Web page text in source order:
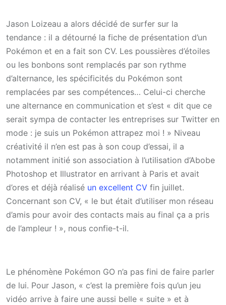
Jason Loizeau a alors décidé de surfer sur la
tendance : il a détourné la fiche de présentation d’un
Pokémon et en a fait son CV. Les poussières d’étoiles
ou les bonbons sont remplacés par son rythme
d’alternance, les spécificités du Pokémon sont
remplacées par ses compétences… Celui-ci cherche
une alternance en communication et s’est « dit que ce
serait sympa de contacter les entreprises sur Twitter en
mode : je suis un Pokémon attrapez moi ! » Niveau
créativité il n’en est pas à son coup d’essai, il a
notamment initié son association à l’utilisation d’Abobe
Photoshop et Illustrator en arrivant à Paris et avait
d’ores et déjà réalisé un excellent CV fin juillet.
Concernant son CV, « le but était d’utiliser mon réseau
d’amis pour avoir des contacts mais au final ça a pris
de l’ampleur ! », nous confie-t-il.
Le phénomène Pokémon GO n’a pas fini de faire parler
de lui. Pour Jason, « c’est la première fois qu’un jeu
vidéo arrive à faire une aussi belle « suite » et à